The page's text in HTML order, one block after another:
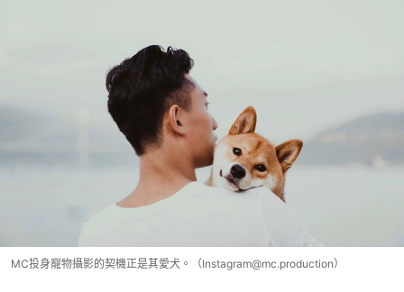
MC投身寵物攝影的契機正是其愛犬。（Instagram@mc.production）